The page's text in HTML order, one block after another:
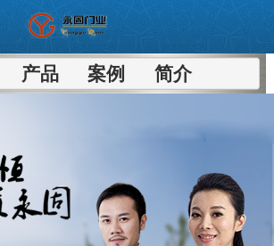
产品 案例 简介